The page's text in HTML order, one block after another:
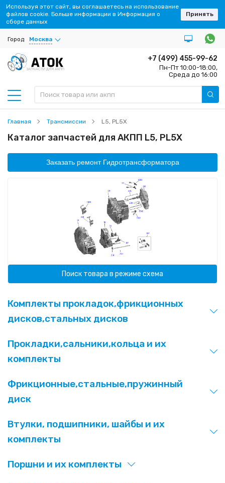
Город Москва
ЗАПЧАСТИ ДЛЯ АКПП
+7 (499) 455-99-62
Пн-Пт 10:00-18:00,
Среда до 16:00
Главная Трансмиссии L5, PL5X
Каталог запчастей для АКПП L5, PL5X
Заказать ремонт Гидротрансформатора
Поиск товара в режиме схема
Комплекты прокладок,фрикционных
дисков,стальных дисков
Прокладки,сальники,кольца и их
комплекты
Фрикционные,стальные,пружинный
диск
Втулки, подшипники, шайбы и их
комплекты
Поршни и их комплекты
Используя этот сайт, вы соглашаетесь на использование
файлов cookie. Больше информации в Информация о
сборе данных
Принять